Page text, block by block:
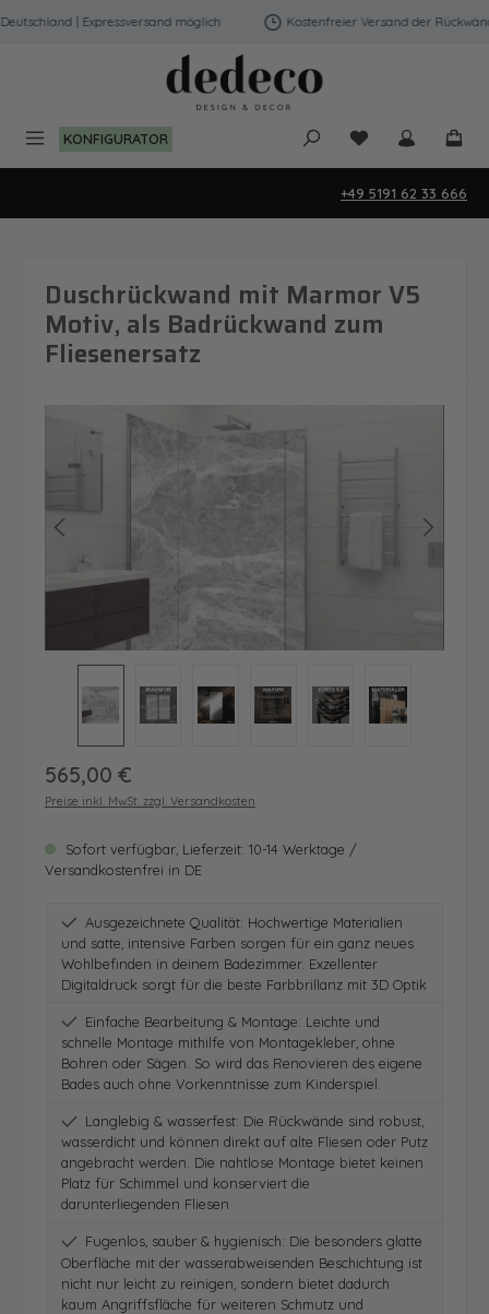
Zum Hauptinhalt springen
| Expressversand möglich Kostenfreier Versand der
KONFIGURATOR Du hast 0
+49 5191 62 33 666
Duschrückwand mit Marmor V5
Motiv, als Badrückwand zum
Fliesenersatz
Bildergalerie überspringen
Regulärer Preis:
565,00 €
Preise inkl. MwSt. zzgl. Versandkosten
Sofort verfügbar, Lieferzeit: 10-14 Werktage /
Versandkostenfrei in DE
Ausgezeichnete Qualität: Hochwertige Materialien
und satte, intensive Farben sorgen für ein ganz neues
Wohlbefinden in deinem Badezimmer. Exzellenter
Digitaldruck sorgt für die beste Farbbrillanz mit 3D Optik
Einfache Bearbeitung & Montage: Leichte und
schnelle Montage mithilfe von Montagekleber, ohne
Bohren oder Sägen. So wird das Renovieren des eigene
Bades auch ohne Vorkenntnisse zum Kinderspiel.
Langlebig & wasserfest: Die Rückwände sind robust,
wasserdicht und können direkt auf alte Fliesen oder Putz
angebracht werden. Die nahtlose Montage bietet keinen
Platz für Schimmel und konserviert die
darunterliegenden Fliesen
Fugenlos, sauber & hygienisch: Die besonders glatte
Oberfläche mit der wasserabweisenden Beschichtung ist
nicht nur leicht zu reinigen, sondern bietet dadurch
kaum Angriffsfläche für weiteren Schmutz und